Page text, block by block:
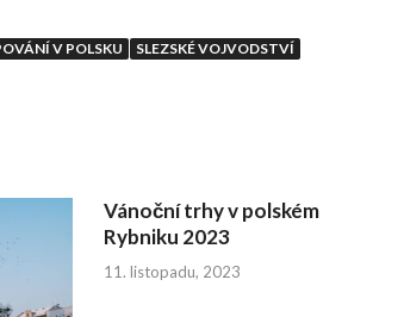
V POLSKU
SLEZSKÉ VOJVODSTVÍ
Vánoční trhy v polském
Rybniku 2023
11. listopadu, 2023